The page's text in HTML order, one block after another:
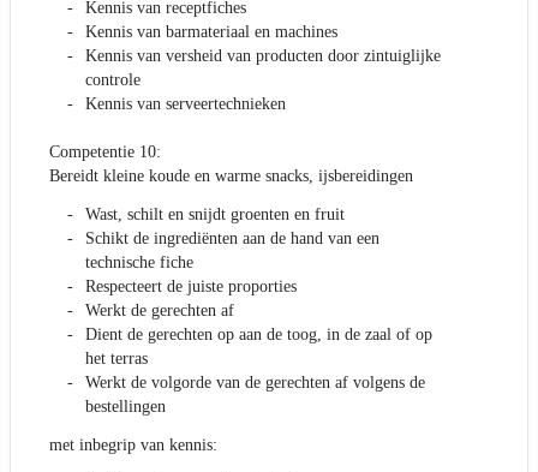
Kennis van receptfiches
Kennis van barmateriaal en machines
Kennis van versheid van producten door zintuiglijke
controle
Kennis van serveertechnieken
Competentie 10:
Bereidt kleine koude en warme snacks, ijsbereidingen
Wast, schilt en snijdt groenten en fruit
Schikt de ingrediënten aan de hand van een
technische fiche
Respecteert de juiste proporties
Werkt de gerechten af
Dient de gerechten op aan de toog, in de zaal of op
het terras
Werkt de volgorde van de gerechten af volgens de
bestellingen
met inbegrip van kennis: